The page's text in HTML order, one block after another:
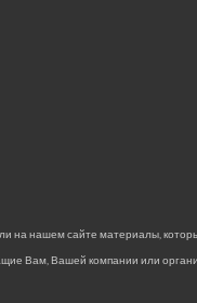
на нашем сайте материалы,
Вам, Вашей компании или